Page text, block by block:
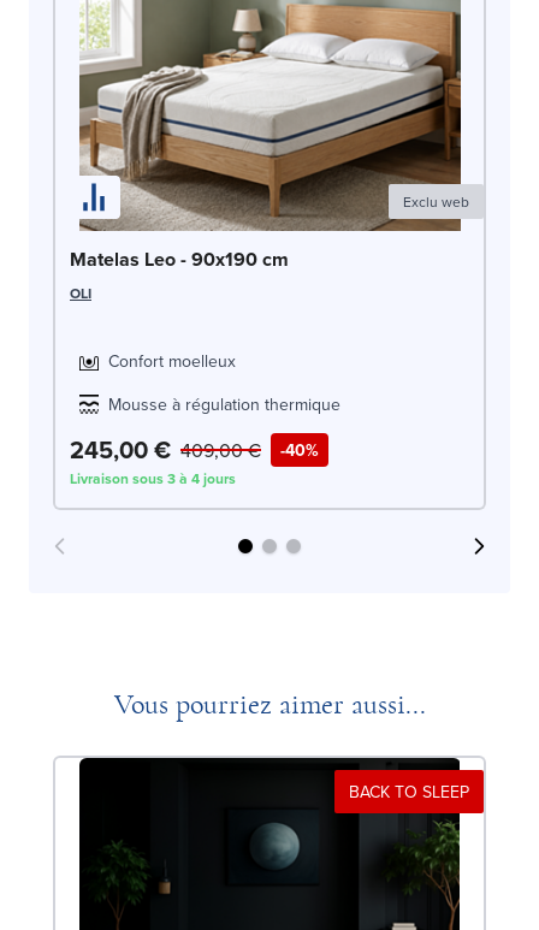
Exclu web
Matelas Leo - 90x190 cm
OLI
Confort moelleux
Mousse à régulation thermique
245,00 € -40%
409,00 €
Livraison sous 3 à 4 jours
Vous pourriez aimer aussi...
BACK TO SLEEP